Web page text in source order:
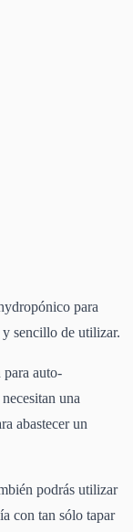
para
sencillo de utilizar.
para auto-
una
abastecer un
podrás utilizar
con tan sólo tapar